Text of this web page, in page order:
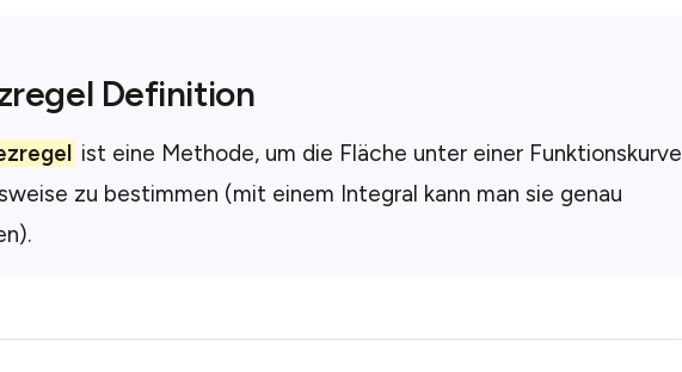
Definition
ist eine Methode, um die Fläche unter einer Funktionskurve
zu bestimmen (mit einem Integral kann man sie genau